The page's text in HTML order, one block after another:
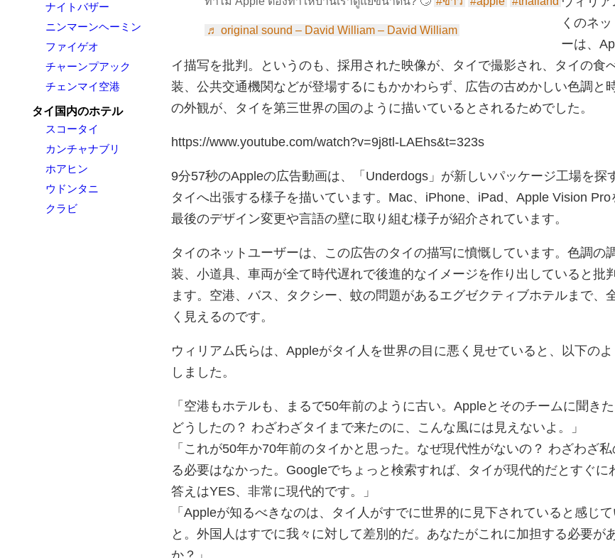
ナイトバザー
ニンマーンヘーミン
ファイゲオ
チャーンプアック
チェンマイ空港
タイ国内のホテル
スコータイ
カンチャナブリ
ホアヒン
ウドンタニ
クラビ
♬ original sound – David William – David William
くのネ
ーは、
イ描写を批判。というのも、採用された映像が、タイで撮影され、タイの食
装、公共交通機関などが登場するにもかかわらず、広告の古めかしい色調と
の外観が、タイを第三世界の国のように描いているとされるためでした。
https://www.youtube.com/watch?v=9j8tl-LAEhs&t=323s
9分57秒のAppleの広告動画は、「Underdogs」が新しいパッケージ工場を探
タイへ出張する様子を描いています。Mac、iPhone、iPad、Apple Vision Pro
最後のデザイン変更や言語の壁に取り組む様子が紹介されています。
タイのネットユーザーは、この広告のタイの描写に憤慨しています。色調の
装、小道具、車両が全て時代遅れで後進的なイメージを作り出していると批
ます。空港、バス、タクシー、蚊の問題があるエグゼクティブホテルまで、
く見えるのです。
ウィリアム氏らは、Appleがタイ人を世界の目に悪く見せていると、以下の
しました。
「空港もホテルも、まるで50年前のように古い。Appleとそのチームに聞きた
どうしたの？ わざわざタイまで来たのに、こんな風には見えないよ。」
「これが50年か70年前のタイかと思った。なぜ現代性がないの？ わざわざ
る必要はなかった。Googleでちょっと検索すれば、タイが現代的だとすぐに
答えはYES、非常に現代的です。」
「Appleが知るべきなのは、タイ人がすでに世界的に見下されていると感じて
と。外国人はすでに我々に対して差別的だ。あなたがこれに加担する必要が